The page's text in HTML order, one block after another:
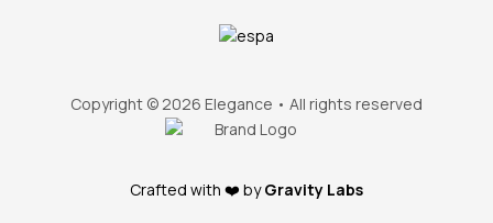
Copyright © 2026 Elegance • All rights reserved
Crafted with ❤️ byGravity Labs